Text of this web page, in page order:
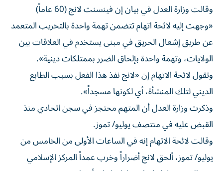
وقالت وزارة العدل في بيان إن فينسنت لانج (60 عاماً)
«وجهت إليه لائحة اتهام تتضمن تهمة واحدة بالتخريب ‌المتعمد
عن طريق إشعال الحريق في مبنى يستخدم في ⁠العلاقات بين
الولايات، وتهمة واحدة بإلحاق الضرر بممتلكات دينية».
وتقول لائحة الاتهام إن «لانج نفذ هذا الفعل بسبب الطابع
الديني لتلك المنشأة، أي لكونها مسجداً».
وذكرت وزارة العدل أن المتهم محتجز في ​سجن اتحادي منذ
القبض عليه في منتصف يوليو/ ‌تموز.
وقالت لائحة الاتهام إنه في الساعات الأولى من الخامس من
يوليو/ تموز، ألحق لانج أضراراً ⁠وخرب عمداً المركز الإسلامي